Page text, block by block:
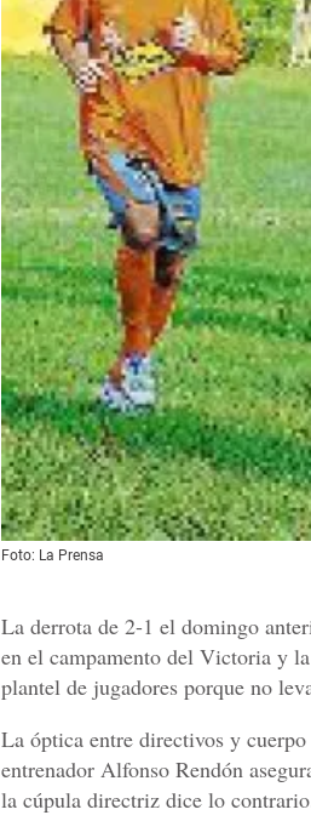
Foto: La Prensa
La derrota de 2-1 el domingo
en el campamento del Victoria y
plantel de jugadores porque no
La óptica entre directivos y
entrenador Alfonso Rendón
la cúpula directriz dice lo